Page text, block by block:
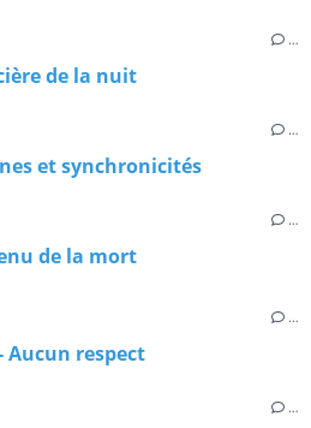
…
de la nuit
…
et synchronicités
…
de la mort
…
Aucun respect
…